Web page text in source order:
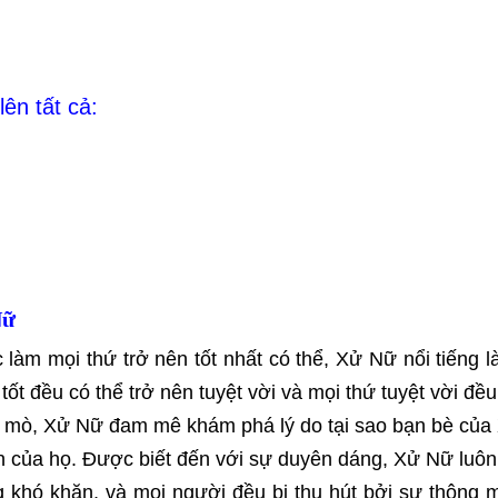
tất cả:
mọi thứ trở nên tốt nhất có thể, Xử Nữ nổi tiếng
đều có thể trở nên tuyệt vời và mọi thứ tuyệt vời
Xử Nữ đam mê khám phá lý do tại sao bạn bè
của họ. Được biết đến với sự duyên dáng, Xử Nữ
khó khăn, và mọi người đều bị thu hút bởi sự thông